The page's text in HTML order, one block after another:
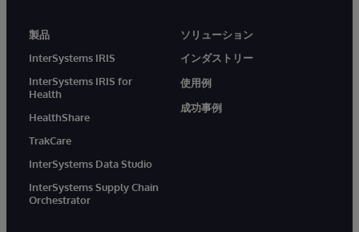
製品
InterSystems IRIS
InterSystems IRIS for
Health
HealthShare
TrakCare
InterSystems Data Studio
InterSystems Supply Chain
Orchestrator
ソリューション
インダストリー
使用例
成功事例